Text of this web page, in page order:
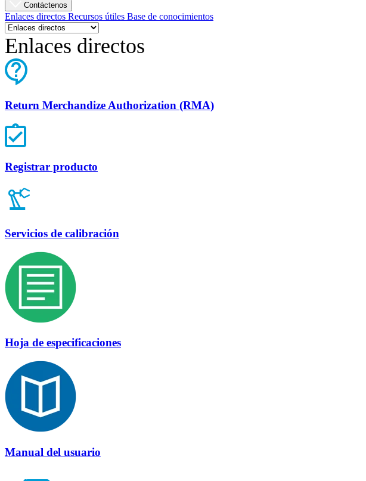
Contáctenos
Enlaces directos Recursos útiles Base de conocimientos
Enlaces directos
Return Merchandize Authorization (RMA)
Registrar producto
Servicios de calibración
Hoja de especificaciones
Manual del usuario